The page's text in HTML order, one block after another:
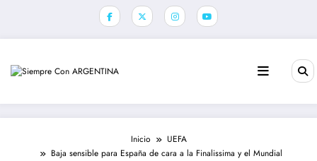
Inicio
UEFA
Baja sensible para España de cara a la Finalissima y el Mundial